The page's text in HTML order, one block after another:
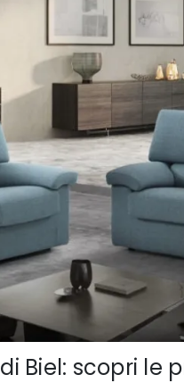
Biel: scopri le